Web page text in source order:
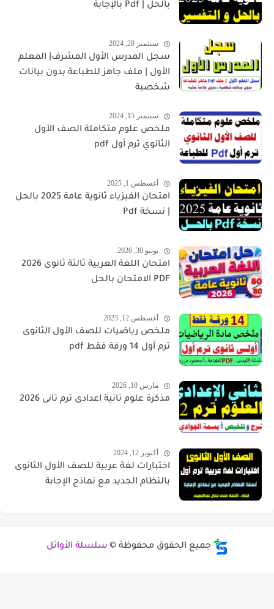
بالحل | Pdf بالإجابة
سبتمبر 28, 2024
سجل المدرس الأول المشرف| المعلم
الأول | ملف جاهز للطباعة بدون بيانات
شخصية
سبتمبر 15, 2024
ملخص علوم متكاملة الصف الأول
الثانوي ترم أول pdf
أغسطس 1, 2025
امتحان الفيزياء ثانوية عامة 2025 بالحل
| نسخة Pdf
يونيو 30, 2026
امتحان اللغة العربية ثالثة ثانوى 2026
PDF الامتحان بالحل
أغسطس 12, 2023
ملخص رياضيات للصف الأول الثانوى
ترم أول 14 ورقة فقط pdf
مارس 10, 2026
مذكرة علوم تانية اعدادى ترم تانى 2026
أكتوبر 12, 2024
اختبارات لغة عربية للصف الأول الثانوى
بالنظام الجديد مع نماذج الإجابة
جميع الحقوق محفوظة © سلسلة الأوائل